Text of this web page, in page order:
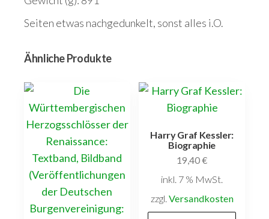
Seiten etwas nachgedunkelt, sonst alles i.O.
Ähnliche Produkte
Harry Graf Kessler:
Biographie
19,40€
inkl. 7 % MwSt.
zzgl. Versandkosten